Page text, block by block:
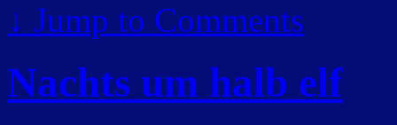
↓ Jump to Comments
Nachts um halb elf